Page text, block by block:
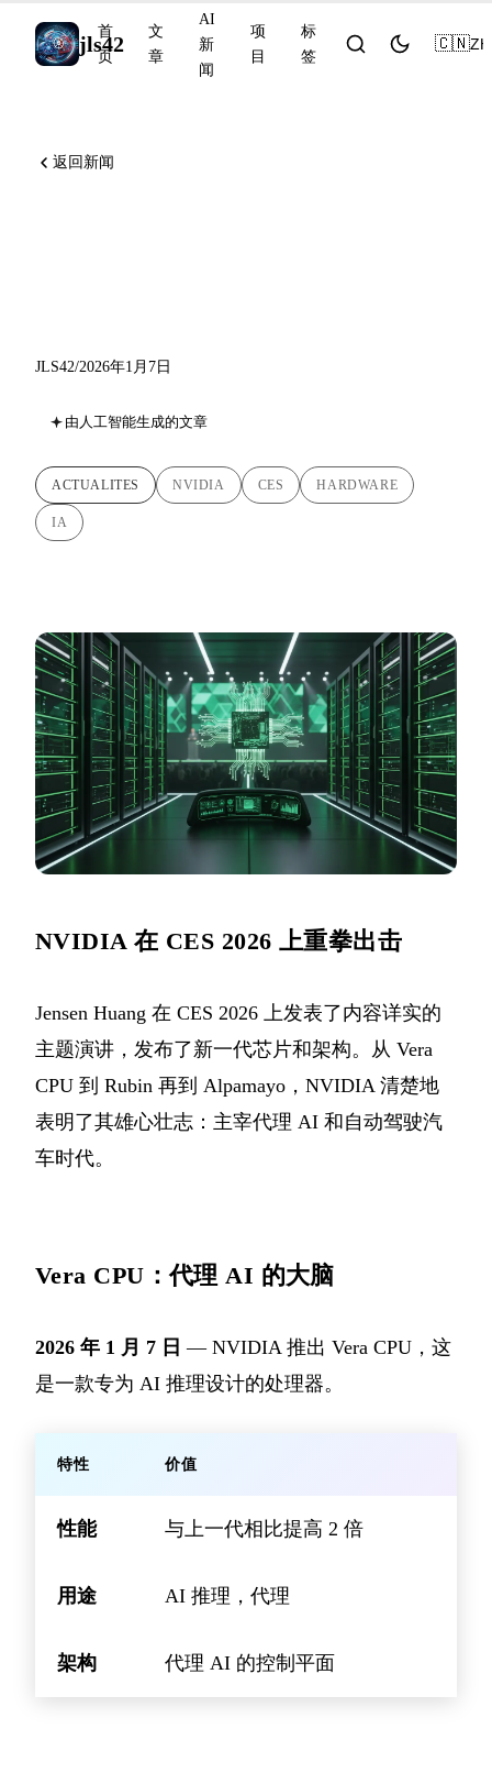
jls42
首
页
文
章
AI
新
闻
项
目
标
签
🇨🇳ZH
返回新闻
JLS42/2026年1月7日
由人工智能生成的文章
ACTUALITES NVIDIA CES HARDWARE
IA
NVIDIA 在 CES 2026 上重拳出击
Jensen Huang 在 CES 2026 上发表了内容详实的
主题演讲，发布了新一代芯片和架构。从 Vera
CPU 到 Rubin 再到 Alpamayo，NVIDIA 清楚地
表明了其雄心壮志：主宰代理 AI 和自动驾驶汽
车时代。
Vera CPU：代理 AI 的大脑
2026 年 1 月 7 日 — NVIDIA 推出 Vera CPU，这
是一款专为 AI 推理设计的处理器。
特性 价值
性能 与上一代相比提高 2 倍
用途 AI 推理，代理
架构 代理 AI 的控制平面